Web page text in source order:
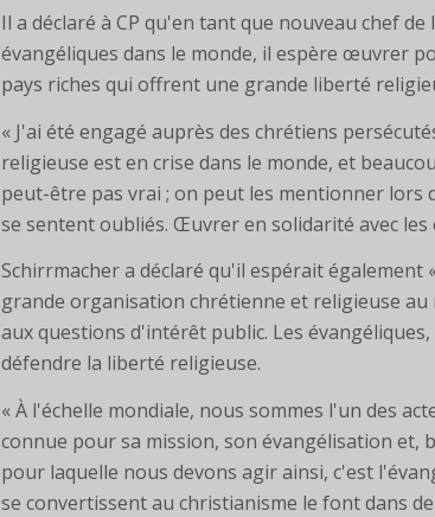
Il a déclaré à CP qu'en tant que nouveau chef
évangéliques dans le monde, il espère œuvrer
pays riches qui offrent une grande liberté
« J'ai été engagé auprès des chrétiens
religieuse est en crise dans le monde, et
peut-être pas vrai ; on peut les mentionner
se sentent oubliés. Œuvrer en solidarité avec
Schirrmacher a déclaré qu'il espérait également
grande organisation chrétienne et religieuse
aux questions d'intérêt public. Les
défendre la liberté religieuse.
« À l'échelle mondiale, nous sommes l'un des
connue pour sa mission, son évangélisation et,
pour laquelle nous devons agir ainsi, c'est
se convertissent au christianisme le font dans